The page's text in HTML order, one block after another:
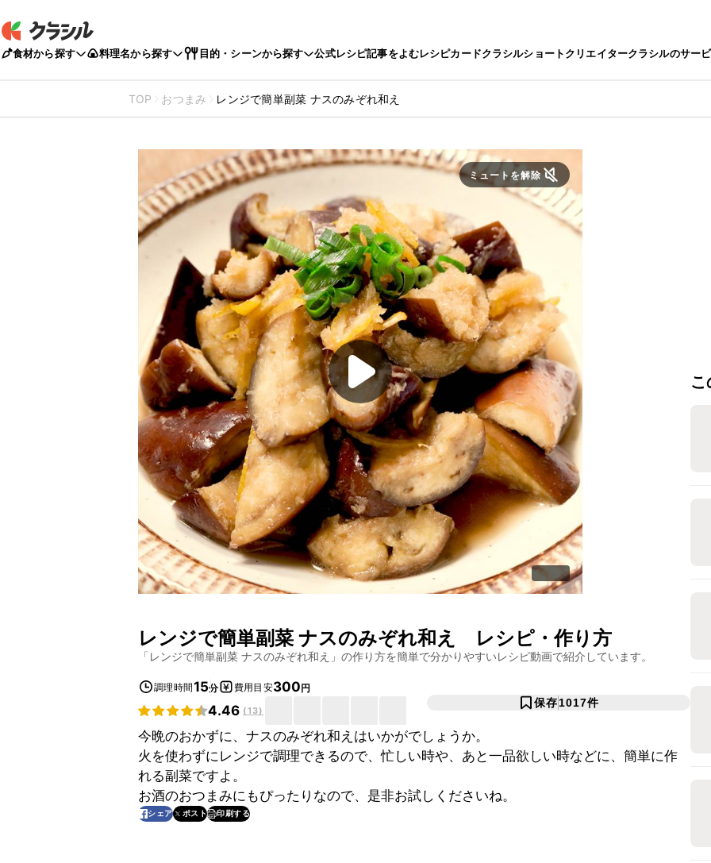
食材から探す 料理名から探す 目的・シーンから探す 公式レシピ記事をよむレシピカードクラシルショートクリエイタークラシルのサー
TOP おつまみ レンジで簡単副菜 ナスのみぞれ和え
ミュートを解除
レンジで簡単副菜 ナスのみぞれ和え レシピ・作り方
「レンジで簡単副菜 ナスのみぞれ和え 」の作り方を簡単で分かりやすいレシピ動画で紹介しています。
調理時間15分 費用目安300円
4.46 (13)
保存1017件
今晩のおかずに、ナスのみぞれ和えはいかがでしょうか。
火を使わずにレンジで調理できるので、忙しい時や、あと一品欲しい時などに、簡単に作
れる副菜ですよ。
お酒のおつまみにもぴったりなので、是非お試しくださいね。
シェア ポスト 印刷する